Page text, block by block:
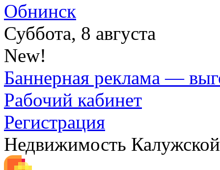
Обнинск
Суббота, 8 августа
New!
Баннерная реклама —
Рабочий кабинет
Регистрация
Недвижимость